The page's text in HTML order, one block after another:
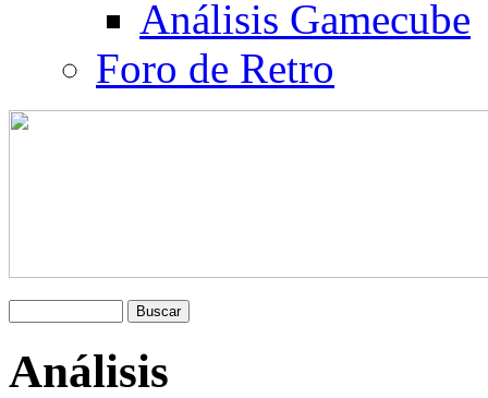
Análisis Gamecube
Foro de Retro
Análisis